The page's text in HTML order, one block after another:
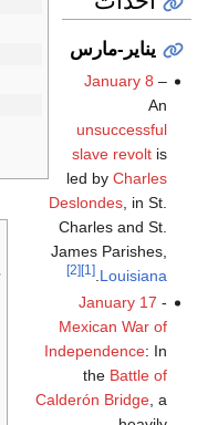
يناير-مارس
January 8 –
An
unsuccessful
slave revoltis
led by Charles
Deslondes, in St.
Charles and St.
James Parishes,
Louisiana
.
[1]
[2]
January 17 -
Mexican War of
Independence: In
the Battle of
Calderón Bridge, a